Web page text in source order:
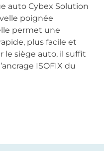
auto Cybex Solution
poignée
permet une
plus facile et
le siège auto, il suffit
ISOFIX du